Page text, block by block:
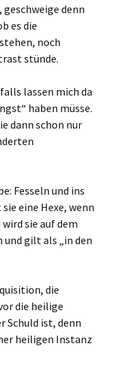
denn
es die
noch
stünde.
lassen mich da
haben müsse.
dann schon nur
Fesseln und ins
eine Hexe, wenn
sie auf dem
gilt als „in den
die
die heilige
Schuld ist, denn
heiligen Instanz